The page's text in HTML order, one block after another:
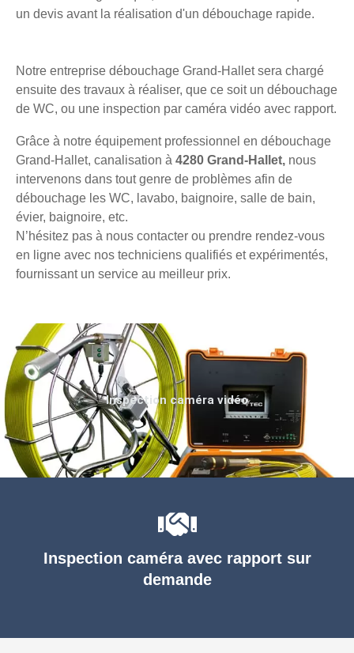
un devis avant la réalisation d'un débouchage rapide.
Notre entreprise débouchage Grand-Hallet sera chargé
ensuite des travaux à réaliser, que ce soit un débouchage
de WC, ou une inspection par caméra vidéo avec rapport.
Grâce à notre équipement professionnel en débouchage
Grand-Hallet, canalisation à 4280 Grand-Hallet, nous
intervenons dans tout genre de problèmes afin de
débouchage les WC, lavabo, baignoire, salle de bain,
évier, baignoire, etc.
N’hésitez pas à nous contacter ou prendre rendez-vous
en ligne avec nos techniciens qualifiés et expérimentés,
fournissant un service au meilleur prix.
Inspection caméra avec rapport sur
demande
Inspection caméra vidéo